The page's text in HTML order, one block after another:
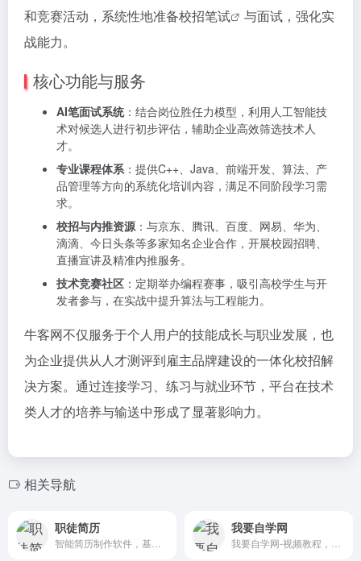
和竞赛活动，系统性地准备校招笔试
与面试，强化实
战能力。
核心功能与服务
AI笔面试系统：结合岗位胜任力模型，利用人工智能技
术对候选人进行初步评估，辅助企业高效筛选技术人
才。
专业课程体系 ：提供C++、Java、前端开发、算法、产
品管理等方向的系统化培训内容，满足不同阶段学习需
求。
校招与内推资源 ：与京东、腾讯、百度、网易、华为、
滴滴、今日头条等多家知名企业合作，开展校园招聘、
直播宣讲及精准内推服务。
技术竞赛社区 ：定期举办编程赛事，吸引高校学生与开
发者参与，在实战中提升算法与工程能力。
牛客网不仅服务于个人用户的技能成长与职业发展，也
为企业提供从人才测评到雇主品牌建设的一体化校招解
决方案。通过连接学习、练习与就业环节，平台在技术
类人才的培养与输送中形成了显著影响力。
相关导航
职徒简历 我要自学网